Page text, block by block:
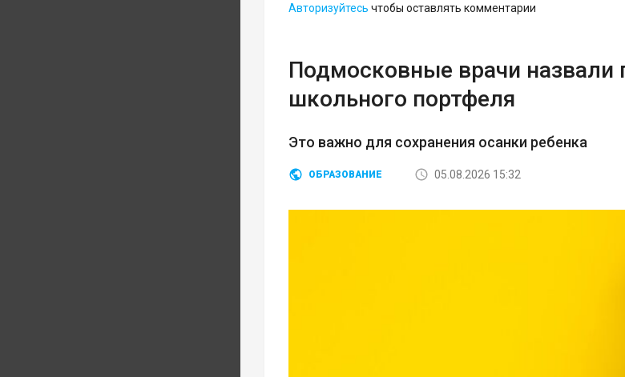
Авторизуйтесь чтобы оставлять комментарии
Подмосковные врачи
школьного портфеля
Это важно для сохранения осанки ребенка
ОБРАЗОВАНИЕ 05.08.2026 15:32